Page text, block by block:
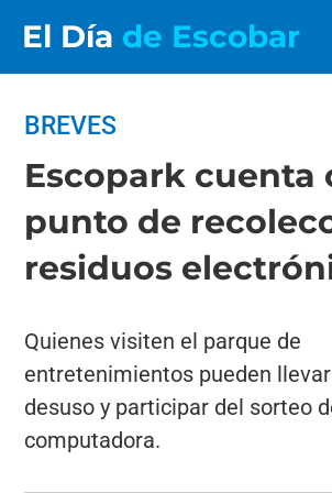
El Día de Escobar
BREVES
Escopark cuenta
punto de
residuos
Quienes visiten el parque de
entretenimientos pueden
desuso y participar del sorteo
computadora.